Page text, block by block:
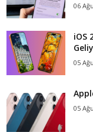
06
iOS
05
05